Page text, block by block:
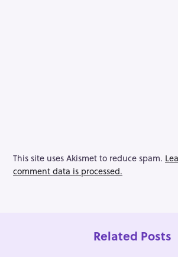
This site uses Akismet to reduce spam.
comment data is processed.
Related Posts
S